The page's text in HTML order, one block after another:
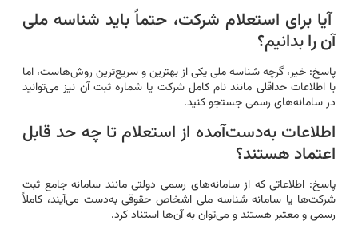
آیا برای استعلام شرکت، حتماً باید شناسه ملی
آن را بدانیم؟
پاسخ: خیر، گرچه شناسه ملی یکی از بهترین و سریع‌ترین روش‌هاست، اما
با اطلاعات حداقلی مانند نام کامل شرکت یا شماره ثبت آن نیز می‌توانید
در سامانه‌های رسمی جستجو کنید.
اطلاعات به‌دست‌آمده از استعلام تا چه حد قابل
اعتماد هستند؟
پاسخ: اطلاعاتی که از سامانه‌های رسمی دولتی مانند سامانه جامع ثبت
شرکت‌ها یا سامانه شناسه ملی اشخاص حقوقی به‌دست می‌آیند، کاملاً
رسمی و معتبر هستند و می‌توان به آن‌ها استناد کرد.